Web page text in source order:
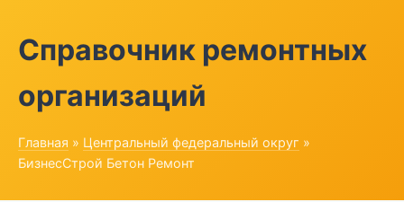
Справочник ремонтных
организаций
Главная » Центральный федеральный округ »
БизнесСтрой Бетон Ремонт